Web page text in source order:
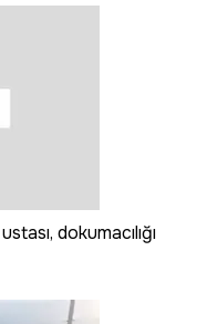
dokumacılığı